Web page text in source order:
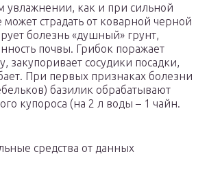
увлажнении, как и при сильной
может страдать от коварной черной
болезнь «душный» грунт,
почвы. Грибок поражает
закупоривает сосудики посадки,
При первых признаках болезни
базилик обрабатывают
купороса (на 2 л воды – 1 чайн.
средства от данных